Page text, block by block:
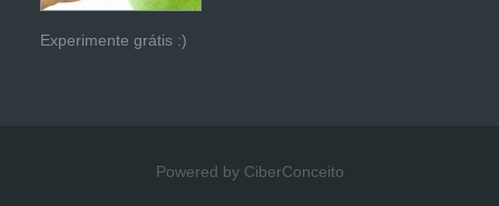
Experimente grátis :)
Powered by CiberConceito